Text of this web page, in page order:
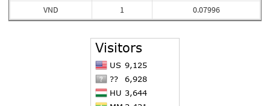
VND
1
0.07996